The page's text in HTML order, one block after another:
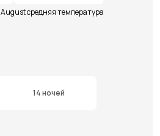
August средняя температура
14 ночей